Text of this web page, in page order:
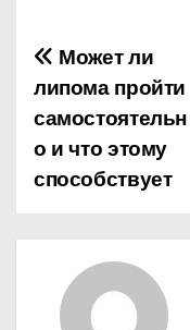
Н
а
в
г
Может ли
липома пройти
самостоятельн
о и что этому
способствует